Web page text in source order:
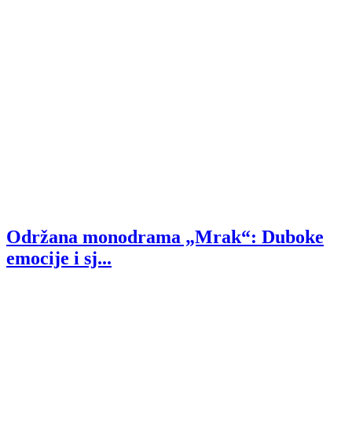
Održana monodrama „Mrak“: Duboke
emocije i sj...